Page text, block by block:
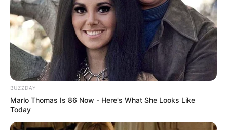
BUZZDAY
Marlo Thomas Is 86 Now - Here's What She Looks Like
Today